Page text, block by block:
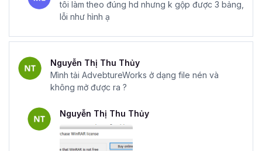
tôi làm theo đúng hd nhưng k gộp được 3 bảng,
lỗi như hình ạ
Nguyễn Thị Thu Thủy
Mình tải AdvebtureWorks ở dạng file nén và
không mở được ra ?
Nguyễn Thị Thu Thủy